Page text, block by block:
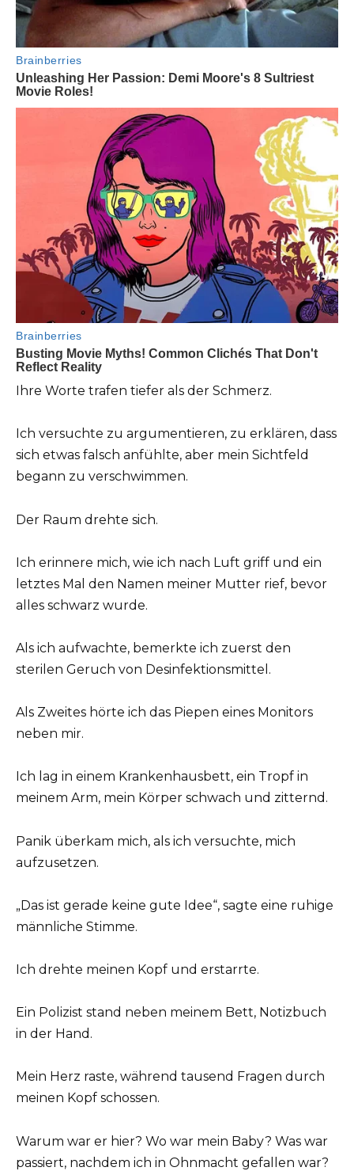
Ihre Worte trafen tiefer als der Schmerz.
Ich versuchte zu argumentieren, zu erklären, dass
sich etwas falsch anfühlte, aber mein Sichtfeld
begann zu verschwimmen.
Der Raum drehte sich.
Ich erinnere mich, wie ich nach Luft griff und ein
letztes Mal den Namen meiner Mutter rief, bevor
alles schwarz wurde.
Als ich aufwachte, bemerkte ich zuerst den
sterilen Geruch von Desinfektionsmittel.
Als Zweites hörte ich das Piepen eines Monitors
neben mir.
Ich lag in einem Krankenhausbett, ein Tropf in
meinem Arm, mein Körper schwach und zitternd.
Panik überkam mich, als ich versuchte, mich
aufzusetzen.
„Das ist gerade keine gute Idee“, sagte eine ruhige
männliche Stimme.
Ich drehte meinen Kopf und erstarrte.
Ein Polizist stand neben meinem Bett, Notizbuch
in der Hand.
Mein Herz raste, während tausend Fragen durch
meinen Kopf schossen.
Warum war er hier? Wo war mein Baby? Was war
passiert, nachdem ich in Ohnmacht gefallen war?